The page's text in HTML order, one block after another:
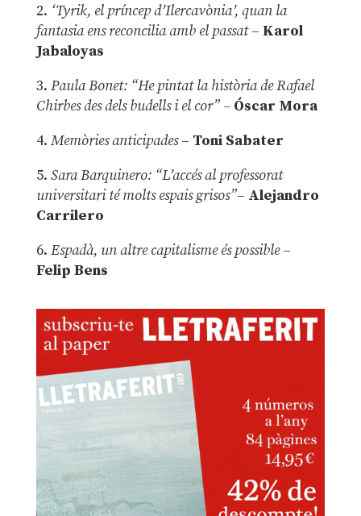
2. ‘Tyrik, el príncep d’Ilercavònia’, quan la
fantasia ens reconcilia amb el passat– Karol
Jabaloyas
3. Paula Bonet: “He pintat la història de Rafael
Chirbes des dels budells i el cor” –Óscar Mora
4. Memòries anticipades– Toni Sabater
5. Sara Barquinero: “L’accés al professorat
universitari té molts espais grisos”– Alejandro
Carrilero
6. Espadà, un altre capitalisme és possible –
Felip Bens